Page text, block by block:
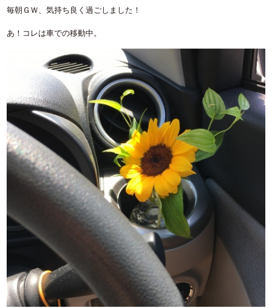
毎朝ＧＷ、気持ち良く過ごしました！
あ！コレは車での移動中。